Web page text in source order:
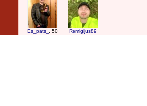
Es_pats_ , 50 Remigijus89